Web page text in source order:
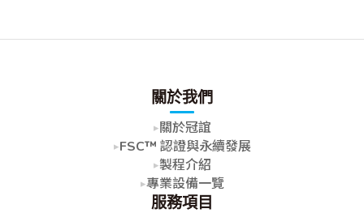
關於我們
關於冠誼
FSC™ 認證與永續發展
製程介紹
專業設備一覽
服務項目